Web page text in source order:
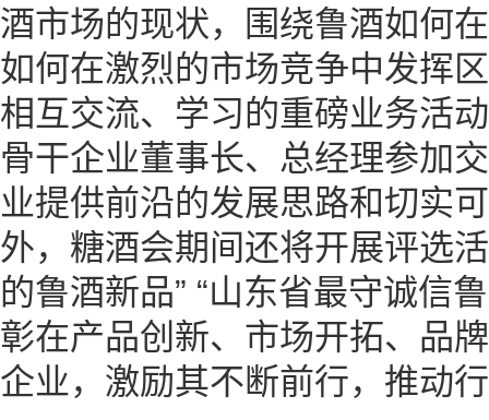
酒市场的现状，围绕鲁酒如何
如何在激烈的市场竞争中发挥
相互交流、学习的重磅业务活
骨干企业董事长、总经理参加
业提供前沿的发展思路和切实
外，糖酒会期间还将开展评选
的鲁酒新品” “山东省最守诚信
彰在产品创新、市场开拓、品
企业，激励其不断前行，推动